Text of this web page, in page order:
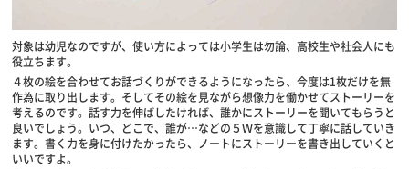
対象は幼児なのですが、使い方によっては小学生は勿論、高校生や社会人にも
役立ちます。
４枚の絵を合わせてお話づくりができるようになったら、今度は1枚だけを無
作為に取り出します。そしてその絵を見ながら想像力を働かせてストーリーを
考えるのです。話す力を伸ばしたければ、誰かにストーリーを聞いてもらうと
良いでしょう。いつ、どこで、誰が…などの５Ｗを意識して丁寧に話していき
ます。書く力を身に付けたかったら、ノートにストーリーを書き出していくと
いいですよ。